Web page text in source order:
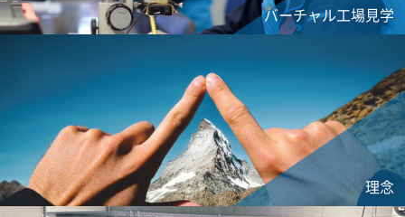
バーチャル工場見学
理念